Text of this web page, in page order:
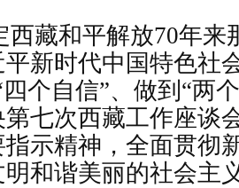
西藏和平解放70年
新时代中国特色社
个自信”、做到“两
七次西藏工作座谈
示精神，全面贯彻
明和谐美丽的社会主